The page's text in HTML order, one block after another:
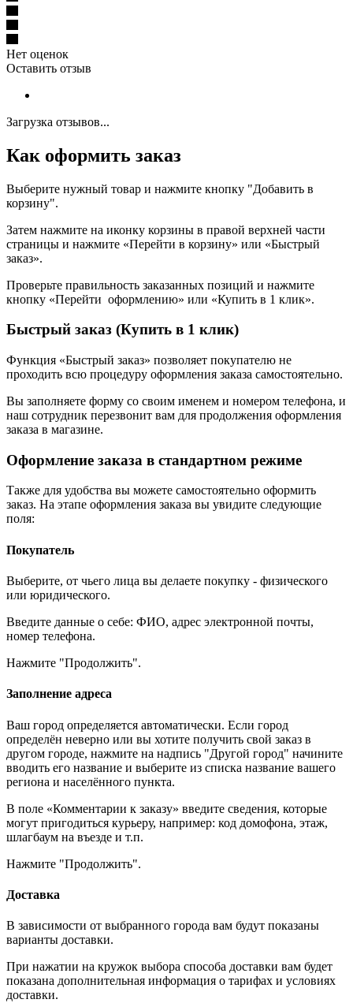
Нет оценок
Оставить отзыв
Загрузка отзывов...
Как оформить заказ
Выберите нужный товар и нажмите кнопку "Добавить в
корзину".
Затем нажмите на иконку корзины в правой верхней части
страницы и нажмите «Перейти в корзину» или «Быстрый
заказ».
Проверьте правильность заказанных позиций и нажмите
кнопку «Перейти оформлению» или «Купить в 1 клик».
Быстрый заказ (Купить в 1 клик)
Функция «Быстрый заказ» позволяет покупателю не
проходить всю процедуру оформления заказа самостоятельно.
Вы заполняете форму со своим именем и номером телефона, и
наш сотрудник перезвонит вам для продолжения оформления
заказа в магазине.
Оформление заказа в стандартном режиме
Также для удобства вы можете самостоятельно оформить
заказ. На этапе оформления заказа вы увидите следующие
поля:
Покупатель
Выберите, от чьего лица вы делаете покупку - физического
или юридического.
Введите данные о себе: ФИО, адрес электронной почты,
номер телефона.
Нажмите "Продолжить".
Заполнение адреса
Ваш город определяется автоматически. Если город
определён неверно или вы хотите получить свой заказ в
другом городе, нажмите на надпись "Другой город" начините
вводить его название и выберите из списка название вашего
региона и населённого пункта.
В поле «Комментарии к заказу» введите сведения, которые
могут пригодиться курьеру, например: код домофона, этаж,
шлагбаум на въезде и т.п.
Нажмите "Продолжить".
Доставка
В зависимости от выбранного города вам будут показаны
варианты доставки.
При нажатии на кружок выбора способа доставки вам будет
показана дополнительная информация о тарифах и условиях
доставки.